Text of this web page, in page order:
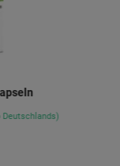
Deutschlands)